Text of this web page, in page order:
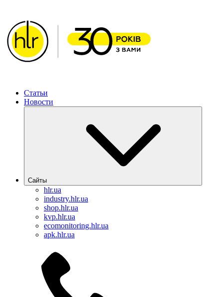
Статьи
Новости
Сайты
hlr.ua
industry.hlr.ua
shop.hlr.ua
kvp.hlr.ua
ecomonitoring.hlr.ua
apk.hlr.ua